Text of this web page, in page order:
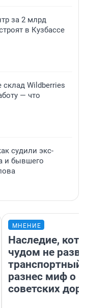
за 2 млрд
в Кузбассе
Wildberries
— что
судили экс-
и бывшего
МНЕНИЕ
Наследие,
чудом не
транспортный
разнес миф о
советских